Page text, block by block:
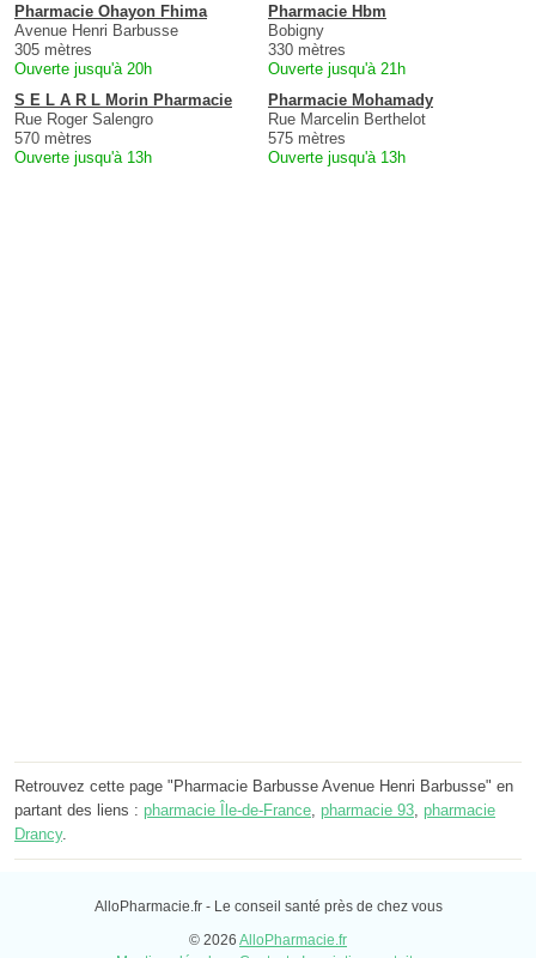
Pharmacie Ohayon Fhima
Avenue Henri Barbusse
305 mètres
Ouverte jusqu'à 20h
Pharmacie Hbm
Bobigny
330 mètres
Ouverte jusqu'à 21h
S E L A R L Morin Pharmacie
Rue Roger Salengro
570 mètres
Ouverte jusqu'à 13h
Pharmacie Mohamady
Rue Marcelin Berthelot
575 mètres
Ouverte jusqu'à 13h
Retrouvez cette page "Pharmacie Barbusse Avenue Henri Barbusse" en
partant des liens : pharmacie Île-de-France pharmacie 93 pharmacie
Drancy.
AlloPharmacie.fr - Le conseil santé près de chez vous
© 2026 AlloPharmacie.fr